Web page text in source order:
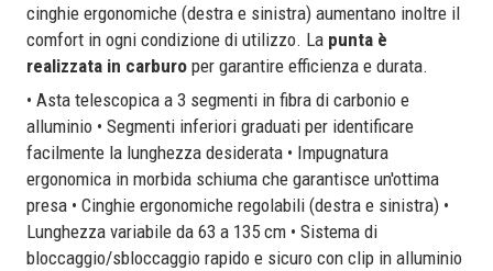
cinghie ergonomiche (destra e sinistra) aumentano inoltre il
comfort in ogni condizione di utilizzo. La punta è
realizzata in carburo per garantire efficienza e durata.
• Asta telescopica a 3 segmenti in fibra di carbonio e
alluminio • Segmenti inferiori graduati per identificare
facilmente la lunghezza desiderata • Impugnatura
ergonomica in morbida schiuma che garantisce un'ottima
presa • Cinghie ergonomiche regolabili (destra e sinistra) •
Lunghezza variabile da 63 a 135 cm • Sistema di
bloccaggio/sbloccaggio rapido e sicuro con clip in alluminio